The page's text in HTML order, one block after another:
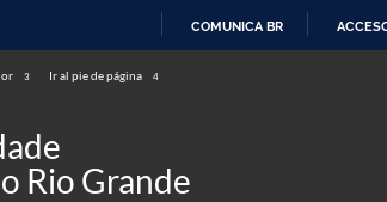
COMUNICA BR
3 Ir al pie de página 4
Rio Grande